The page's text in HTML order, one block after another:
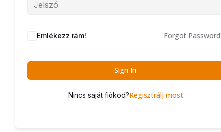
Emlékezz rám! Forgot
Sign In
Nincs saját fiókod?Regisztrálj most